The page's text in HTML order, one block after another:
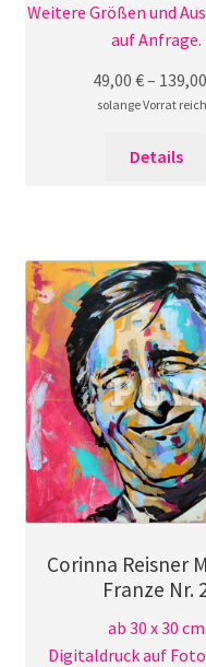
Weitere Größen und
auf Anfrage.
49,00€–
solange Vorrat
Details
Corinna Reisner
Franze Nr.
ab 30 x 30 cm
Digitaldruck auf